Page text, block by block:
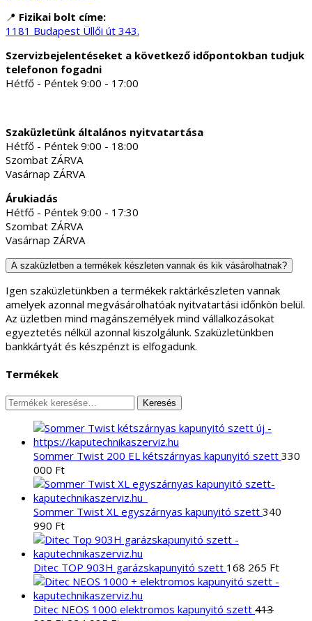
telefonon fogadni
Hétfő - Péntek 9:00 - 17:00
Szaküzletünk általános nyitvatartása
Hétfő - Péntek 9:00 - 18:00
Árukiadás
Hétfő - Péntek 9:00 - 17:30
Szombat ZÁRVA
Vasárnap ZÁRVA
A szaküzletben a termékek készleten vannak és kik vásárolhatnak?
Igen szaküzletünkben a termékek raktárkészleten vannak
amelyek azonnal megvásárolhatóak nyitvatartási időnkön belül.
Az üzletben mind magánszemélyek mind vállalkozásokat
egyeztetés nélkül azonnal kiszolgálunk. Szaküzletünkben
bankkártyát és készpénzt is elfogadunk.
Termékek
Keresés
következőre:
Keresés
Sommer Twist 200 EL kétszárnyas kapunyitó szett
000Ft
Sommer Twist XL egyszárnyas kapunyitó szett 340
990 Ft
Ditec TOP 903H garázskapunyitó szett 168 265Ft
Ditec NEOS 1000 elektromos kapunyitó szett
885FtOriginal
price
was:
413
334 985FtCurrent
price
is:
334
Sommer Twist 200 E kétszárnyas kapunyitó szett